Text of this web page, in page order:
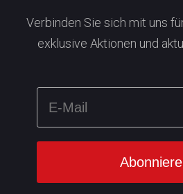
Verbinden Sie sich mit uns
exklusive Aktionen und